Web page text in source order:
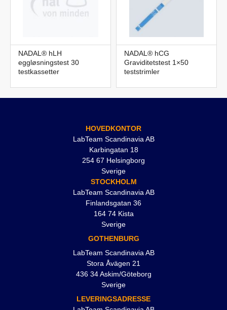
NADAL® hLH
eggløsningstest 30
testkassetter
NADAL® hCG
Graviditetstest 1×50
teststrimler
HOVEDKONTOR
LabTeam Scandinavia AB
Karbingatan 18
254 67 Helsingborg
Sverige
STOCKHOLM
LabTeam Scandinavia AB
Finlandsgatan 36
164 74 Kista
Sverige
GOTHENBURG
LabTeam Scandinavia AB
Stora Åvägen 21
436 34 Askim/Göteborg
Sverige
LEVERINGSADRESSE